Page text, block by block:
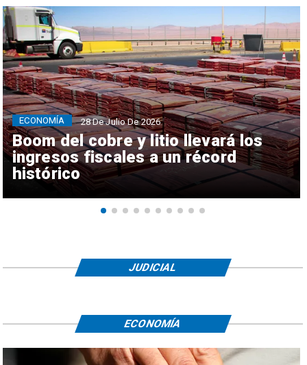
Boom del cobre y litio llevará los
ingresos fiscales a un récord
histórico
ECONOMÍA 28 De Julio De 2026
JUDICIAL
ECONOMÍA